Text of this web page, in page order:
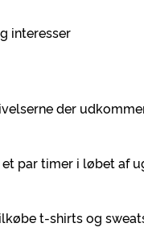
interesser
der
par timer i løbet af
t-shirts og